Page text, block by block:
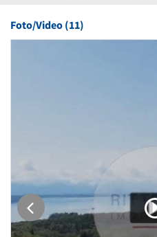
Foto/Video (11)